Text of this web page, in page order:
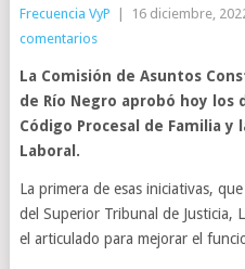
Frecuencia VyP 16 diciembre,
comentarios
La Comisión de Asuntos
de Río Negro aprobó hoy los
Código Procesal de Familia
Laboral.
La primera de esas iniciativas,
del Superior Tribunal de Justicia,
el articulado para mejorar el